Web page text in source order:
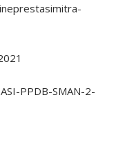
PPDB-SMAN-2-